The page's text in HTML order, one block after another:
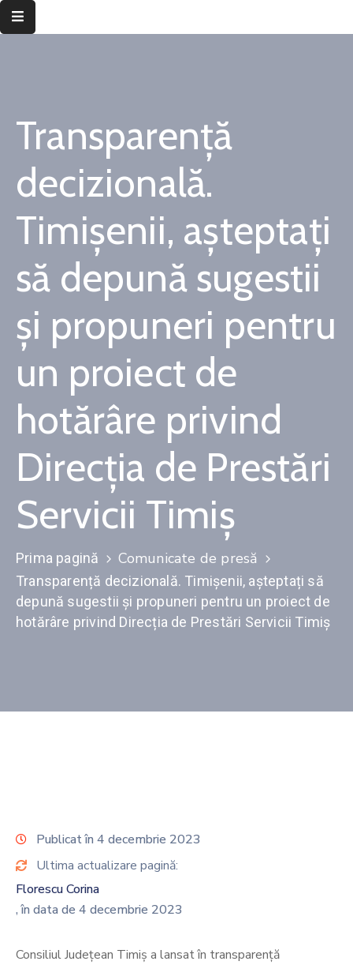
Informații
public
Transparență
decizională
Integritate
instituțională
Județul
Timiș
Contact
Monitorul
Oficial
Local
Transparență
decizională.
Timișenii, așteptați
să depună sugestii
și propuneri pentru
un proiect de
hotărâre privind
Direcția de Prestări
Servicii Timiș
Prima pagină Comunicate de presă
Transparență decizională. Timișenii, așteptați să
depună sugestii și propuneri pentru un proiect de
hotărâre privind Direcția de Prestări Servicii Timiș
Publicat în 4 decembrie 2023
Ultima actualizare pagină:
Florescu Corina
, în data de 4 decembrie 2023
Consiliul Județean Timiș a lansat în transparență